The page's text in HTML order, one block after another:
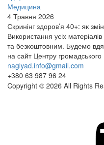
Медицина
4 Травня 2026
Скринінг здоров’я 40+: як
Використання усіх
та безкоштовним. Будемо
на сайт Центру
naglyad.info@gmail.com
+380 63 987 96 24
Copyright © 2026 All Rights